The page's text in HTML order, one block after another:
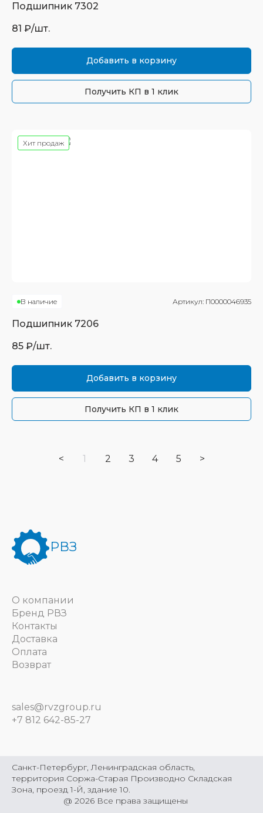
Подшипник 7302
81 ₽/шт.
Добавить в корзину
Получить КП в 1 клик
Хит продаж
В наличие Артикул: П0000046935
Подшипник 7206
85 ₽/шт.
Добавить в корзину
Получить КП в 1 клик
< 1 2 3 4 5 >
РВЗ
О компании
Бренд РВЗ
Контакты
Доставка
Оплата
Возврат
sales@rvzgroup.ru
+7 812 642-85-27
@ 2026 Все права защищены
Санкт-Петербург, Ленинградская область,
территория Соржа-Старая Производно Складская
Зона, проезд 1-Й, здание 10.